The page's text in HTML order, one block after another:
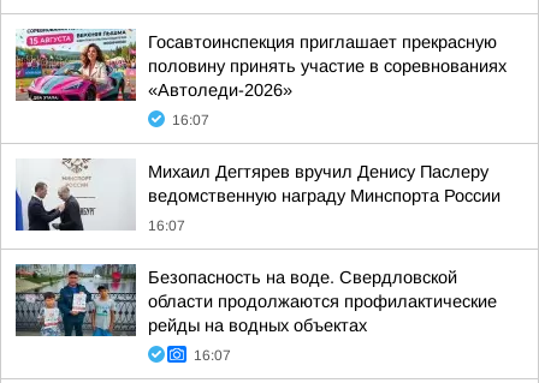
Госавтоинспекция приглашает прекрасную
половину принять участие в соревнованиях
«Автоледи-2026»
16:07
Михаил Дегтярев вручил Денису Паслеру
ведомственную награду Минспорта России
16:07
Безопасность на воде. Свердловской
области продолжаются профилактические
рейды на водных объектах
16:07